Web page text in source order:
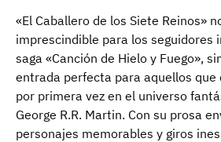
«El Caballero de los Siete Reinos»
imprescindible para los seguidores
saga «Canción de Hielo y Fuego»,
entrada perfecta para aquellos que
por primera vez en el universo
George R.R. Martin. Con su prosa
personajes memorables y giros